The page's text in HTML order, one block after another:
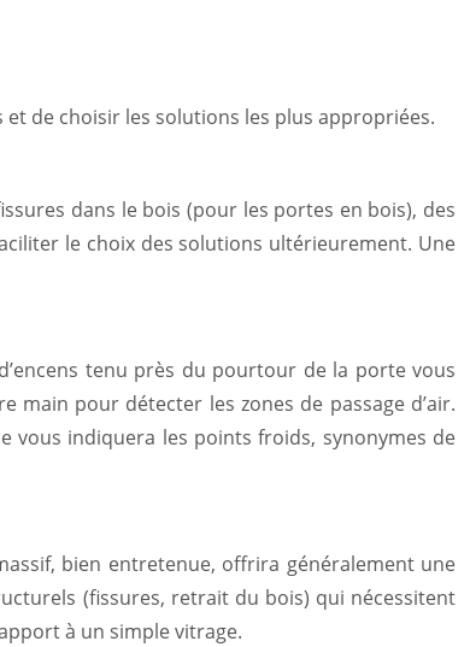
de choisir les solutions les plus appropriées.
dans le bois (pour les portes en bois), des
le choix des solutions ultérieurement. Une
tenu près du pourtour de la porte vous
main pour détecter les zones de passage d’air.
vous indiquera les points froids, synonymes de
bien entretenue, offrira généralement une
(fissures, retrait du bois) qui nécessitent
à un simple vitrage.